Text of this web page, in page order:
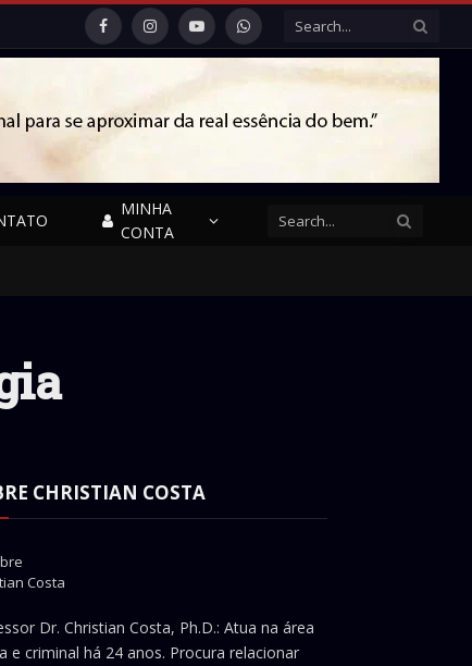
FacebookInstagramYouTubeWhatsApp
MINHA
CONTA
CHRISTIAN COSTA
Dr. Christian Costa, Ph.D.: Atua na área
e criminal há 24 anos. Procura relacionar